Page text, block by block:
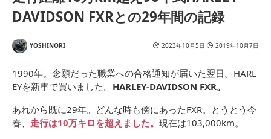
DAVIDSON FXRとの29年間の記録
YOSHINORI 2023年10月5日 2019年10月7日
1990年。念願だった職業への合格通知が届いた翌日。HARL
EYを新車で買いました。 HARLEY-DAVIDSON FXR。
あれから既に29年。どんな時も傍にあったFXR。とうとう今
春、 走行は10万キロを超えました。 現在は103,000km。